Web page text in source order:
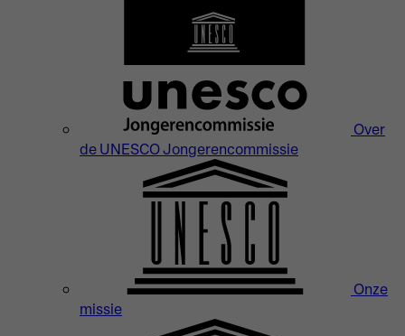
Over
de UNESCO Jongerencommissie
Onze
missie